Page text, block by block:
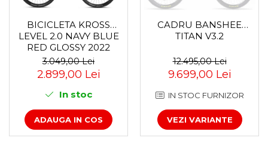
Tije telescopice
Coliere tije șa
Manete tije telescopice
Piese tije sa
Amortizoare spate
Arcuri
BICICLETA KROSS
LEVEL 2.0 NAVY BLUE
RED GLOSSY 2022
3.049,00 Lei
2.899,00 Lei
In stoc
ADAUGA IN COS
CADRU BANSHEE
TITAN V3.2
12.495,00 Lei
9.699,00 Lei
IN STOC FURNIZOR
VEZI VARIANTE